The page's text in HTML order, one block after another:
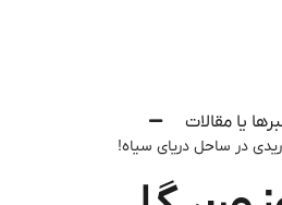
یا مقالات
در ساحل دریای سیاه!